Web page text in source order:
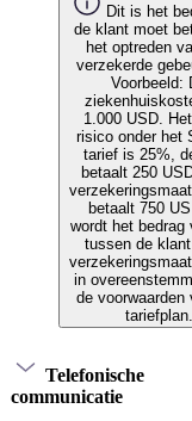
Dit is het
de klant moet
het optreden
verzekerde
Voorbeeld:
1.000 USD.
risico onder het
tarief is 25%,
betaalt 250
betaalt 750
wordt het bedrag
tussen de
in
de voorwaarden
tariefplan.
Telefonische
communicatie